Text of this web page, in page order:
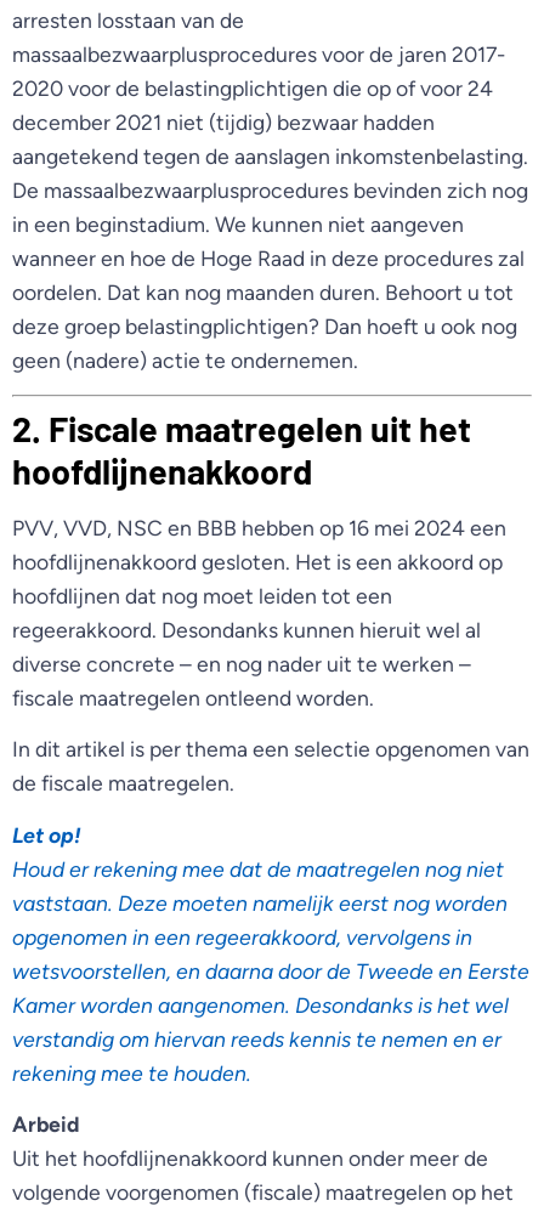
arresten losstaan van de
massaalbezwaarplusprocedures voor de jaren 2017-
2020 voor de belastingplichtigen die op of voor 24
december 2021 niet (tijdig) bezwaar hadden
aangetekend tegen de aanslagen inkomstenbelasting.
De massaalbezwaarplusprocedures bevinden zich nog
in een beginstadium. We kunnen niet aangeven
wanneer en hoe de Hoge Raad in deze procedures zal
oordelen. Dat kan nog maanden duren. Behoort u tot
deze groep belastingplichtigen? Dan hoeft u ook nog
geen (nadere) actie te ondernemen.
2. Fiscale maatregelen uit het
hoofdlijnenakkoord
PVV, VVD, NSC en BBB hebben op 16 mei 2024 een
hoofdlijnenakkoord gesloten. Het is een akkoord op
hoofdlijnen dat nog moet leiden tot een
regeerakkoord. Desondanks kunnen hieruit wel al
diverse concrete – en nog nader uit te werken –
fiscale maatregelen ontleend worden.
In dit artikel is per thema een selectie opgenomen van
de fiscale maatregelen.
Let op!
Houd er rekening mee dat de maatregelen nog niet
vaststaan. Deze moeten namelijk eerst nog worden
opgenomen in een regeerakkoord, vervolgens in
wetsvoorstellen, en daarna door de Tweede en Eerste
Kamer worden aangenomen. Desondanks is het wel
verstandig om hiervan reeds kennis te nemen en er
rekening mee te houden.
Arbeid
Uit het hoofdlijnenakkoord kunnen onder meer de
volgende voorgenomen (fiscale) maatregelen op het